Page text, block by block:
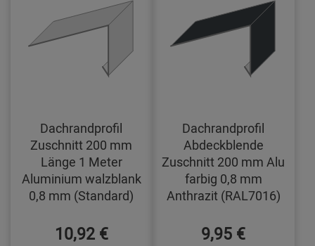
Dachrandprofil
Zuschnitt 200 mm
Länge 1 Meter
Aluminium walzblank
0,8 mm (Standard)
10,92 €
Dachrandprofil
Abdeckblende
Zuschnitt 200 mm Alu
farbig 0,8 mm
Anthrazit (RAL7016)
9,95 €